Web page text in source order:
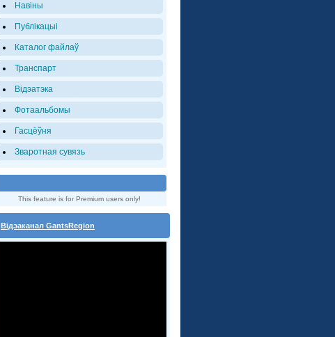
Навіны
Публікацыі
Каталог файлаў
Транспарт
Вiдэатэка
Фотаальбомы
Гасцёўня
Зваротная сувязь
This feature is for Premium users only!
Відэаканал GantsRegion